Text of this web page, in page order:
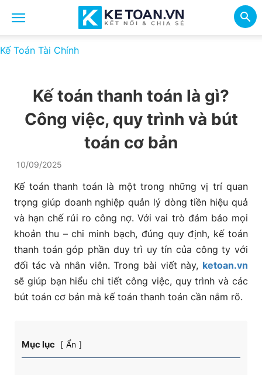
Kế Toán Tài Chính
Kế toán thanh toán là gì?
Công việc, quy trình và bút
toán cơ bản
10/09/2025
Kế toán thanh toán là một trong những vị trí quan
trọng giúp doanh nghiệp quản lý dòng tiền hiệu quả
và hạn chế rủi ro công nợ. Với vai trò đảm bảo mọi
khoản thu – chi minh bạch, đúng quy định, kế toán
thanh toán góp phần duy trì uy tín của công ty với
đối tác và nhân viên. Trong bài viết này, ketoan.vn
sẽ giúp bạn hiểu chi tiết công việc, quy trình và các
bút toán cơ bản mà kế toán thanh toán cần nắm rõ.
Mục lục Ẩn